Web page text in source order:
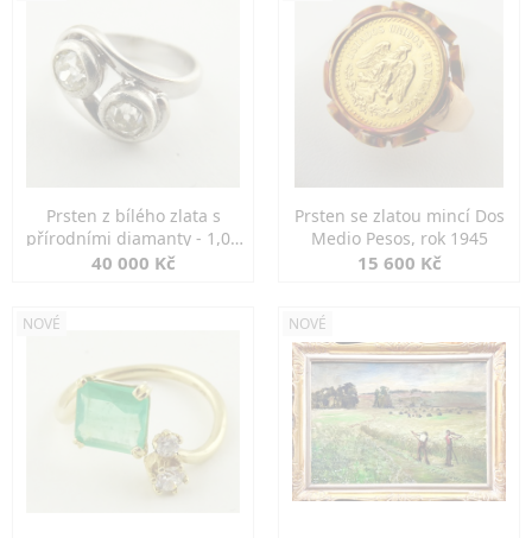
Prsten z bílého zlata s
přírodními diamanty - 1,00
ct
40 000 Kč
Prsten se zlatou mincí Dos
Medio Pesos, rok 1945
15 600 Kč
NOVÉ NOVÉ